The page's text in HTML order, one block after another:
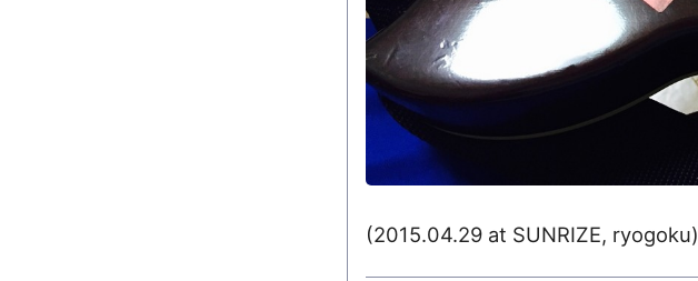
(2015.04.29 at SUNRIZE, ryogoku)